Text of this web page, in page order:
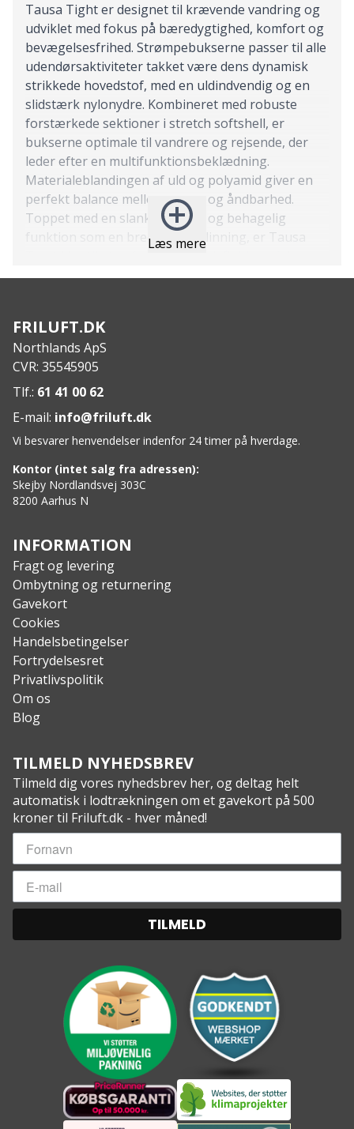
Læs mere
Tausa Tight er designet til krævende vandring og
udviklet med fokus på bæredygtighed, komfort og
bevægelsesfrihed. Strømpebukserne passer til alle
udendørsaktiviteter takket være dens dynamisk
strikkede hovedstof, med en uldindvendig og en
slidstærk nylonydre. Kombineret med robuste
forstærkede sektioner i stretch softshell, er
bukserne optimale til vandrere og rejsende, der
leder efter en multifunktionsbeklædning.
Materialeblandingen af ​​uld og polyamid giver en
perfekt balance mellem varme og åndbarhed.
Toppet med en slank pasform og behagelig
funktion som en bred elastisk linning, er Tausa
perfekte vandrebuks.
slidstærkt nylon-ansigt.
4-vejs stretch softshell materiale giver stretch og
holdbarhed på udsatte områder.
Bred og behagelig elastisk linning.
og en med lynlås til værdigenstande.
2-vejs lynlås underben for nem af- og påtagning
og ventilation.
Specs:
Materiale: Hovedstof: 59 % polyamid, 38 %
spandex. Stretch: Lundhags Nylon (LN-stretch) 255
RM (90 % polyamid – genanvendt, 10 %
polyurethan). Produkt inklusive DWR. 100 %
fluorcarbon fri.
FRILUFT.DK
Northlands ApS
CVR: 35545905
Tlf.: 61 41 00 62
E-mail: info@friluft.dk
Vi besvarer henvendelser indenfor 24 timer på hverdage.
Kontor (intet salg fra adressen):
Skejby Nordlandsvej 303C
8200 Aarhus N
INFORMATION
Fragt og levering
Ombytning og returnering
Gavekort
Cookies
Handelsbetingelser
Fortrydelsesret
Privatlivspolitik
Om os
Blog
TILMELD NYHEDSBREV
Tilmeld dig vores nyhedsbrev her, og deltag helt
automatisk i lodtrækningen om et gavekort på 500
kroner til Friluft.dk - hver måned!
TILMELD